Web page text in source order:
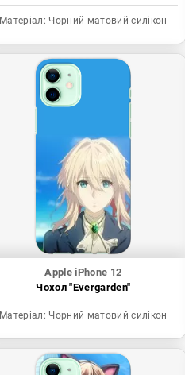
Матеріал: Чорний матовий силікон
Apple iPhone 12
Чохол "Evergarden"
Матеріал: Чорний матовий силікон